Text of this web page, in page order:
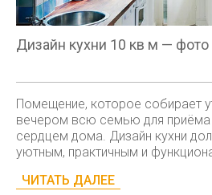
Дизайн кухни 10 кв м — фото
Помещение, которое собирает
вечером всю семью для
сердцем дома. Дизайн кухни
уютным, практичным и
ЧИТАТЬ ДАЛЕЕ